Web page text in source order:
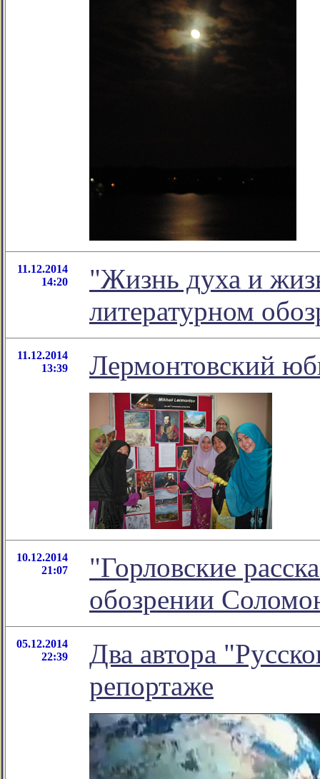
11.12.2014
14:20
"Жизнь духа и
литературном
11.12.2014
13:39
Лермонтовский
10.12.2014
21:07
"Горловские
обозрении
05.12.2014
22:39
Два автора
репортаже